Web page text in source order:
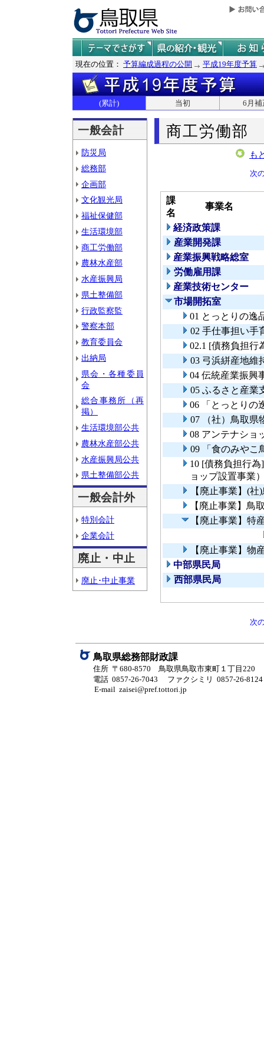
現在の位置： 予算編成過程の公開 平成19年度予算
(累計) 当初 6月補
一般会計
防災局
総務部
企画部
文化観光局
福祉保健部
生活環境部
商工労働部
農林水産部
水産振興局
県土整備部
行政監察監
警察本部
教育委員会
出納局
県会・各種委員
会
総合事務所（再
掲）
生活環境部公共
農林水産部公共
水産振興局公共
県土整備部公共
一般会計外
特別会計
企業会計
廃止・中止
廃止･中止事業
商工労働部
も
次
課
名
事業名
経済政策課
産業開発課
産業振興戦略総室
労働雇用課
産業技術センター
市場開拓室
01 とっとりの逸
02 手仕事担い手
02.1 [債務負担行
03 弓浜絣産地維
04 伝統産業振興
05 ふるさと産業
06 「とっとりの
07 （社）鳥取県
08 アンテナショ
09 「食のみやこ
10 [債務負担行
ョップ設置事業
【廃止事業】(
【廃止事業】鳥
【廃止事業】特
【廃止事業】物
中部県民局
西部県民局
次
鳥取県総務部財政課
住所 〒680-8570 鳥取県鳥取市東町１丁目220
電話 0857-26-7043
ファクシミリ 0857-26-8124
E-mail zaisei@pref.tottori.jp